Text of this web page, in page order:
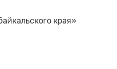
края»